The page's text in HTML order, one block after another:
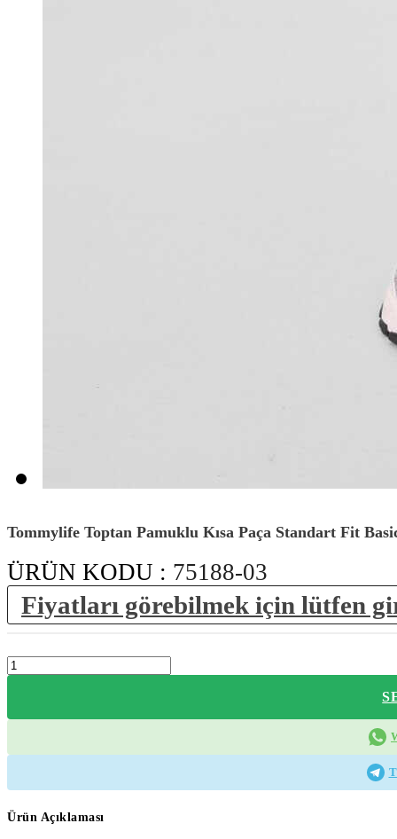
Tommylife Toptan Pamuklu Kısa Paça Standart Fit
ÜRÜN KODU : 75188-03
Fiyatları görebilmek için lütfen
Ürün Açıklaması